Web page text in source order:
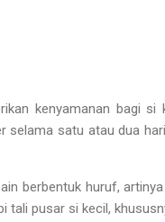
kenyamanan bagi
selama satu atau dua
berbentuk huruf,
tali pusar si kecil,